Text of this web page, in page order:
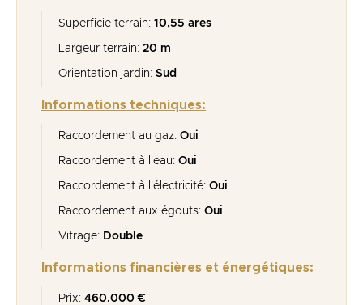
Superficie terrain: 10,55 ares
Largeur terrain: 20 m
Orientation jardin: Sud
Informations techniques:
Raccordement au gaz: Oui
Raccordement à l'eau: Oui
Raccordement à l'électricité: Oui
Raccordement aux égouts: Oui
Vitrage: Double
Informations financières et énergétiques:
Prix: 460.000 €